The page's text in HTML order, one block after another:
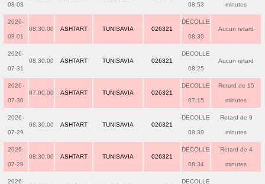
08-03 08:53 minutes
2026-
08-01
08:30:00 ASHTART TUNISAVIA 026321
DECOLLE
08:30
Aucun retard
2026-
07-31
08:30:00 ASHTART TUNISAVIA 026321
DECOLLE
08:25
Aucun retard
2026-
07-30
07:00:00 ASHTART TUNISAVIA 026321
DECOLLE
07:15
Retard de 15
minutes
2026-
07-29
08:30:00 ASHTART TUNISAVIA 026321
DECOLLE
08:39
Retard de 9
minutes
2026-
07-28
08:30:00 ASHTART TUNISAVIA 026321
DECOLLE
08:34
Retard de 4
minutes
2026- DECOLLE